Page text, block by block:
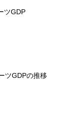
ツGDP
ツGDPの推移